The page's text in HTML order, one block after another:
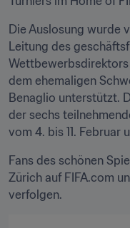
Die Auslosung wurde
Leitung des
dem ehemaligen
Benaglio unterstützt.
der sechs
vom 4. bis 11. Februar
Fans des schönen
Zürich auf FIFA.com
verfolgen.